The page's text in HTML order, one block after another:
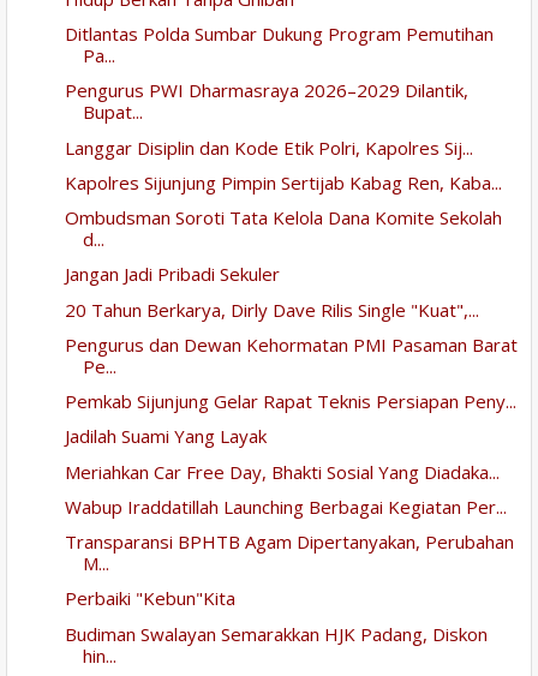
Ditlantas Polda Sumbar Dukung Program Pemutihan
Pa...
Pengurus PWI Dharmasraya 2026–2029 Dilantik,
Bupat...
Langgar Disiplin dan Kode Etik Polri, Kapolres Sij...
Kapolres Sijunjung Pimpin Sertijab Kabag Ren, Kaba...
Ombudsman Soroti Tata Kelola Dana Komite Sekolah
d...
Jangan Jadi Pribadi Sekuler
20 Tahun Berkarya, Dirly Dave Rilis Single "Kuat",...
Pengurus dan Dewan Kehormatan PMI Pasaman Barat
Pe...
Pemkab Sijunjung Gelar Rapat Teknis Persiapan Peny...
Jadilah Suami Yang Layak
Meriahkan Car Free Day, Bhakti Sosial Yang Diadaka...
Wabup Iraddatillah Launching Berbagai Kegiatan Per...
Transparansi BPHTB Agam Dipertanyakan, Perubahan
M...
Perbaiki "Kebun"Kita
Budiman Swalayan Semarakkan HJK Padang, Diskon
hin...